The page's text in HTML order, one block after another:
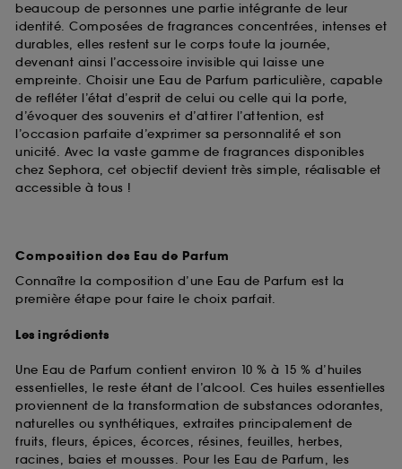
beaucoup de personnes une partie intégrante de leur
identité. Composées de fragrances concentrées, intenses et
durables, elles restent sur le corps toute la journée,
devenant ainsi l’accessoire invisible qui laisse une
empreinte. Choisir une Eau de Parfum particulière, capable
de refléter l’état d’esprit de celui ou celle qui la porte,
d’évoquer des souvenirs et d’attirer l’attention, est
l’occasion parfaite d’exprimer sa personnalité et son
unicité. Avec la vaste gamme de fragrances disponibles
chez Sephora, cet objectif devient très simple, réalisable et
accessible à tous !
Composition des Eau de Parfum
Connaître la composition d’une Eau de Parfum est la
première étape pour faire le choix parfait.
Les ingrédients
Une Eau de Parfum contient environ 10 % à 15 % d’huiles
essentielles, le reste étant de l’alcool. Ces huiles essentielles
proviennent de la transformation de substances odorantes,
naturelles ou synthétiques, extraites principalement de
fruits, fleurs, épices, écorces, résines, feuilles, herbes,
racines, baies et mousses. Pour les Eau de Parfum, les